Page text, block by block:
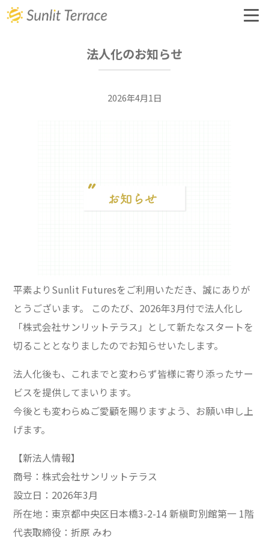
法人化のお知らせ
2026年4月1日
平素よりSunlit Futuresをご利用いただき、誠にありが
とうございます。 このたび、2026年3月付で法人化し
「株式会社サンリットテラス」として新たなスタートを
切ることとなりましたのでお知らせいたします。
法人化後も、これまでと変わらず皆様に寄り添ったサー
ビスを提供してまいります。
今後とも変わらぬご愛顧を賜りますよう、お願い申し上
げます。
【新法人情報】
商号：株式会社サンリットテラス
設立日：2026年3月
所在地：東京都中央区日本橋3-2-14 新槇町別館第一 1階
代表取締役：折原 みわ